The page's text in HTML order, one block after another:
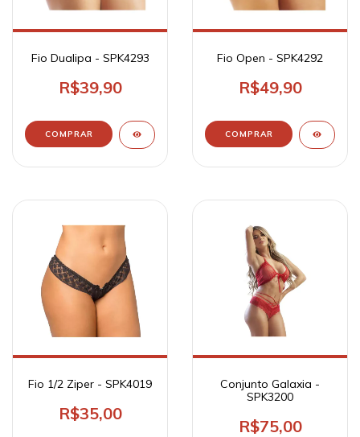
Fio Dualipa - SPK4293
R$39,90
Fio Open - SPK4292
R$49,90
Fio 1/2 Ziper - SPK4019
R$35,00
Conjunto Galaxia -
SPK3200
R$75,00